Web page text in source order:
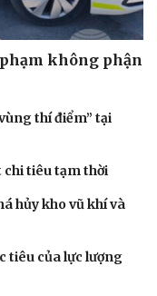
không phận
thí điểm” tại
chi tiêu tạm thời
hủy kho vũ khí và
tiêu của lực lượng